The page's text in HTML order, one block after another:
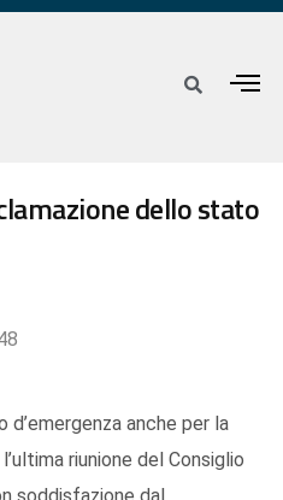
dello stato
anche per la
riunione del Consiglio